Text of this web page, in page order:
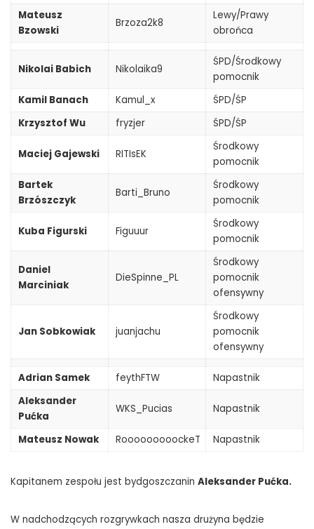
Mateusz
Bzowski
Brzoza2k8
Lewy/Prawy
obrońca
Nikolai Babich Nikolaika9
ŚPD/Środkowy
pomocnik
Kamil Banach
Kamul_x
ŚPD/ŚP
Krzysztof Wu
fryzjer ŚPD/ŚP
Maciej Gajewski RITIsEK
Środkowy
pomocnik
Bartek
Brzószczyk
Barti_Bruno
Środkowy
pomocnik
Kuba Figurski Figuuur
Środkowy
pomocnik
Daniel
Marciniak
DieSpinne_PL
Środkowy
pomocnik
ofensywny
Jan Sobkowiak juanjachu
Środkowy
pomocnik
ofensywny
Adrian Samek feythFTW
Napastnik
Aleksander
Pućka
WKS_Pucias Napastnik
Mateusz Nowak RooooooooockeT Napastnik
Kapitanem zespołu jest bydgoszczanin Aleksander Pućka.
W nadchodzących rozgrywkach nasza drużyna będzie